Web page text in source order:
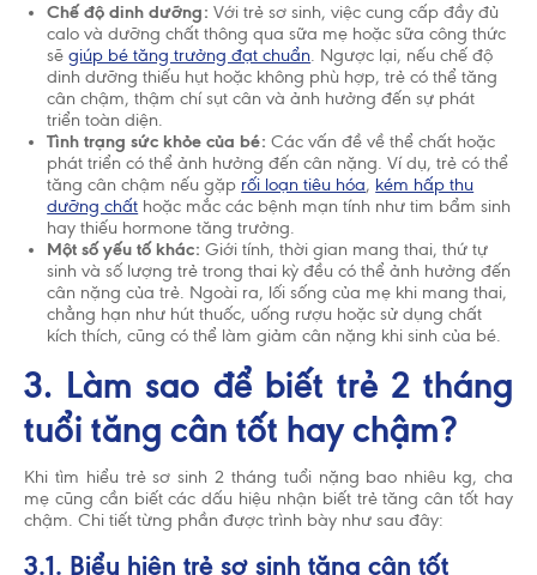
Chế độ dinh dưỡng:Với trẻ sơ sinh, việc cung cấp đầy đủ
calo và dưỡng chất thông qua sữa mẹ hoặc sữa công thức
sẽgiúp bé tăng trưởng đạt chuẩn. Ngược lại, nếu chế độ
dinh dưỡng thiếu hụt hoặc không phù hợp, trẻ có thể tăng
cân chậm, thậm chí sụt cân và ảnh hưởng đến sự phát
triển toàn diện.
Tình trạng sức khỏe của bé: Các vấn đề về thể chất hoặc
phát triển có thể ảnh hưởng đến cân nặng. Ví dụ, trẻ có thể
tăng cân chậm nếu gặp rối loạn tiêu hóa, kém hấp thu
dưỡng chất hoặc mắc các bệnh mạn tính như tim bẩm sinh
hay thiếu hormone tăng trưởng.
Một số yếu tố khác: Giới tính, thời gian mang thai, thứ tự
sinh và số lượng trẻ trong thai kỳ đều có thể ảnh hưởng đến
cân nặng của trẻ. Ngoài ra, lối sống của mẹ khi mang thai,
chẳng hạn như hút thuốc, uống rượu hoặc sử dụng chất
kích thích, cũng có thể làm giảm cân nặng khi sinh của bé.
3. Làm sao để biết trẻ 2 tháng
tuổi tăng cân tốt hay chậm?
Khi tìm hiểu trẻ sơ sinh 2 tháng tuổi nặng bao nhiêu kg, cha
mẹ cũng cần biết các dấu hiệu nhận biết trẻ tăng cân tốt hay
chậm. Chi tiết từng phần được trình bày như sau đây:
3.1. Biểu hiện trẻ sơ sinh tăng cân tốt
Sau sáu tháng tuổi, trẻ cần được cho ăn thức ăn bổ
sung phù hợp với lứa tuổi kết hợp với bú sữa mẹ
cho đến 2 tuổi. Hãy gặp bác sĩ để được tư vấn
trước khi quyết định dùng sản phẩm dinh dưỡng
công thức hoặc nếu bạn gặp vấn đề khi cho con
bú.